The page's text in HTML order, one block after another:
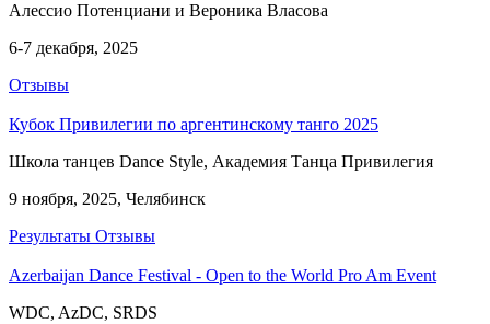
Алессио Потенциани и Вероника Власова
6-7 декабря, 2025
Отзывы
Кубок Привилегии по аргентинскому танго 2025
Школа танцев Dance Style, Академия Танца Привилегия
9 ноября, 2025, Челябинск
Результаты Отзывы
Azerbaijan Dance Festival - Open to the World Pro Am Event
WDC, AzDC, SRDS